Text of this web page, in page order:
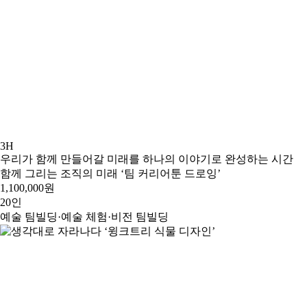
3H
우리가 함께 만들어갈 미래를 하나의 이야기로 완성하는 시간
함께 그리는 조직의 미래 ‘팀 커리어툰 드로잉’
1,100,000원
20인
예술 팀빌딩·예술 체험·비전 팀빌딩